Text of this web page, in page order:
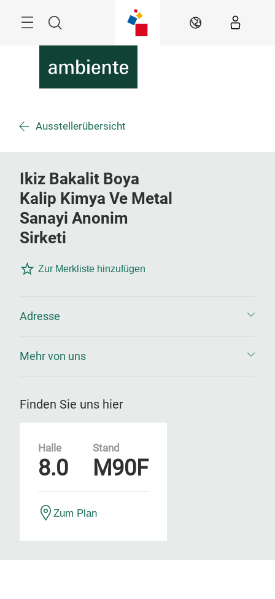
Suche DE
Ausstellerübersicht
Ikiz Bakalit Boya
Kalip Kimya Ve Metal
Sanayi Anonim
Sirketi
Zur Merkliste hinzufügen
Adresse
Mehr von uns
Finden Sie uns hier
Halle
8.0
Stand
M90F
Zum Plan